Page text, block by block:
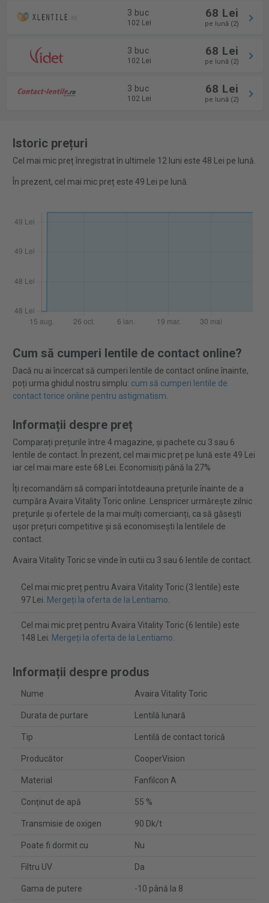
3 buc
102 Lei
68 Lei
pe lună (2)
3 buc
102 Lei
68 Lei
pe lună (2)
3 buc
102 Lei
68 Lei
pe lună (2)
Istoric prețuri
Cel mai mic preț înregistrat în ultimele 12 luni este 48 Lei pe lună.
În prezent, cel mai mic preț este 49 Lei pe lună.
Cum să cumperi lentile de contact online?
Dacă nu ai încercat să cumperi lentile de contact online înainte,
poți urma ghidul nostru simplu: cum să cumperi lentile de
contact torice online pentru astigmatism.
Informații despre preț
Comparați prețurile între 4 magazine, și pachete cu 3 sau 6
lentile de contact. În prezent, cel mai mic preț pe lună este 49 Lei
iar cel mai mare este 68 Lei. Economisiți până la 27%
Îți recomandăm să compari întotdeauna prețurile înainte de a
cumpăra Avaira Vitality Toric online. Lenspricer urmărește zilnic
prețurile și ofertele de la mai mulți comercianți, ca să găsești
ușor prețuri competitive și să economisești la lentilele de
contact.
Avaira Vitality Toric se vinde în cutii cu 3 sau 6 lentile de contact.
Cel mai mic preț pentru Avaira Vitality Toric (3 lentile) este
97 Lei. Mergeți la oferta de la Lentiamo.
Cel mai mic preț pentru Avaira Vitality Toric (6 lentile) este
148 Lei. Mergeți la oferta de la Lentiamo.
Informații despre produs
Nume Avaira Vitality Toric
Durata de purtare Lentilă lunară
Tip Lentilă de contact torică
Producător CooperVision
Material Fanfilcon A
Conținut de apă 55 %
Transmisie de oxigen 90 Dk/t
Poate fi dormit cu Nu
Filtru UV Da
Gama de putere -10 până la 8